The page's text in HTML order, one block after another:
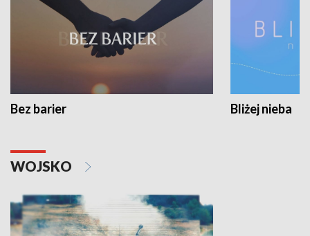
Bez barier Bliżej nieba
WOJSKO